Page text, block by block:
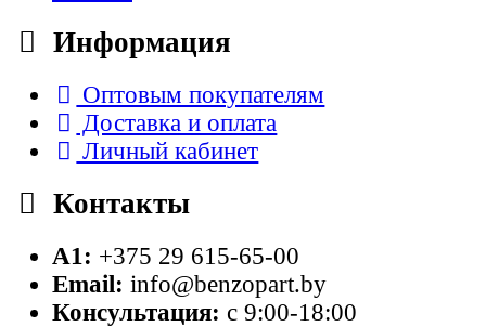
Информация
Оптовым покупателям
Доставка и оплата
Личный кабинет
Контакты
A1: +375 29 615-65-00
Email: info@benzopart.by
Консультация: с 9:00-18:00